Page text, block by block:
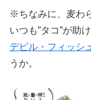
※ちなみに、麦わ
いつも”タコ”が助
デビル・フィッシュ
うか。